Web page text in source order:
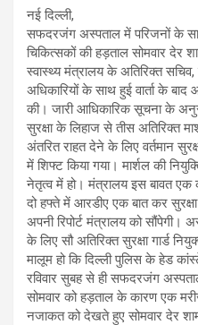
नई दिल्ली,
सफदरजंग अस्पताल में परिजनों के
चिकित्सकों की हड़ताल सोमवार देर
स्वास्थ्य मंत्रालय के अतिरिक्त
अधिकारियों के साथ हुई वार्ता के
की। जारी आधिकारिक सूचना के
सुरक्षा के लिहाज से तीस अतिरिक्त
अंतरित राहत देने के लिए वर्तमान
में शिफ्ट किया गया। मार्शल की
नेतृत्व में हो। मंत्रालय इस बावत
दो हफ्ते में आरडीए एक बात कर
अपनी रिपोर्ट मंत्रालय को सौंपेगी।
के लिए सौ अतिरिक्त सुरक्षा गार्ड
मालूम हो कि दिल्ली पुलिस के हेड
रविवार सुबह से ही सफदरजंग
सोमवार को हड़ताल के कारण एक
नजाकत को देखते हुए सोमवार देर